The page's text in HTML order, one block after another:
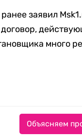
заявил
много
Объясняем